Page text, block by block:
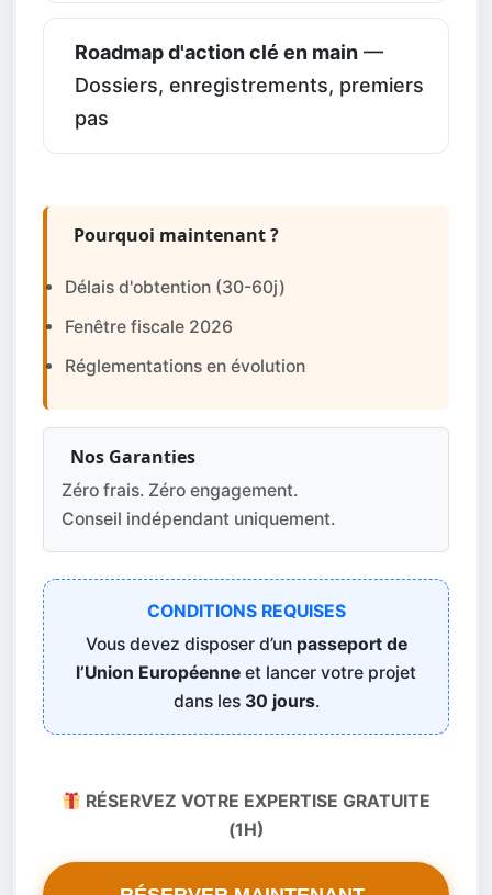
Roadmap d'action clé en main —
Dossiers, enregistrements, premiers
pas
Pourquoi maintenant ?
Délais d'obtention (30-60j)
Fenêtre fiscale 2026
Réglementations en évolution
Nos Garanties
Zéro frais. Zéro engagement.
Conseil indépendant uniquement.
CONDITIONS REQUISES
Vous devez disposer d’un passeport de
l’Union Européenne et lancer votre projet
dans les 30 jours.
RÉSERVEZ VOTRE EXPERTISE GRATUITE
(1H)